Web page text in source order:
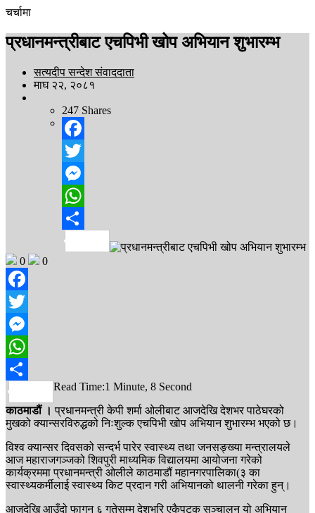
चर्चामा
प्रधानमन्त्रीबाट एचपिभी खोप अभियान शुभारम्भ
सत्यदीप सन्देश संवाददाता
माघ २२, २०८१
247 Shares
Facebook
Twitter
Messenger
WhatsApp
Share
0
0
Facebook
Twitter
Messenger
WhatsApp
Share
Read Time:1 Minute, 8 Second
काठमाडौं । प्रधानमन्त्री केपी शर्मा ओलीबाट आजदेखि देशभर पाठेघरको
मुखको क्यान्सरविरुद्धको निःशुल्क एचपिभी खोप अभियान शुभारम्भ भएको छ।
विश्व क्यान्सर दिवसको सन्दर्भ पारेर स्वास्थ्य तथा जनसङ्ख्या मन्त्रालयले
आज महाराजगञ्जको शिवपुरी माध्यमिक विद्यालयमा आयोजना गरेको
कार्यक्रममा प्रधानमन्त्री ओलीले काठमाडौं महानगरपालिका(३ का
स्वास्थ्यकर्मीलाई स्वास्थ्य किट प्रदान गरी अभियानको थालनी गरेका हुन्।
आजदेखि आउँदो फागुन ६ गतेसम्म देशभरि एकैपटक सञ्चालन यो अभियान